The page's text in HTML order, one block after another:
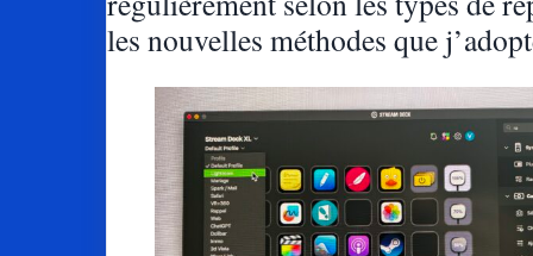
les nouvelles méthodes que